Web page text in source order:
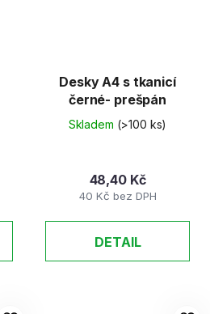
Desky A4 s tkanicí
černé- prešpán
Skladem (>100 ks)
40 Kč bez DPH
48,40 Kč
DETAIL